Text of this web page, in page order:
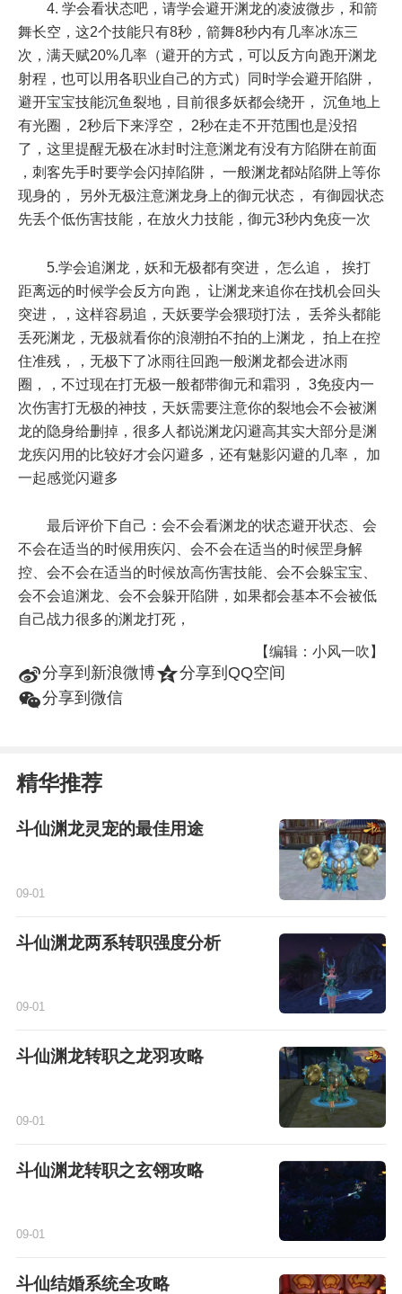
4. 学会看状态吧，请学会避开渊龙的凌波微步，和箭
舞长空，这2个技能只有8秒，箭舞8秒内有几率冰冻三
次，满天赋20%几率（避开的方式，可以反方向跑开渊龙
射程，也可以用各职业自己的方式）同时学会避开陷阱，
避开宝宝技能沉鱼裂地，目前很多妖都会绕开， 沉鱼地上
有光圈， 2秒后下来浮空， 2秒在走不开范围也是没招
了，这里提醒无极在冰封时注意渊龙有没有方陷阱在前面
，刺客先手时要学会闪掉陷阱， 一般渊龙都站陷阱上等你
现身的， 另外无极注意渊龙身上的御元状态， 有御园状态
先丢个低伤害技能，在放火力技能，御元3秒内免疫一次
5.学会追渊龙，妖和无极都有突进， 怎么追， 挨打
距离远的时候学会反方向跑， 让渊龙来追你在找机会回头
突进，，这样容易追，天妖要学会猥琐打法， 丢斧头都能
丢死渊龙，无极就看你的浪潮拍不拍的上渊龙， 拍上在控
住准残，，无极下了冰雨往回跑一般渊龙都会进冰雨
圈，，不过现在打无极一般都带御元和霜羽， 3免疫内一
次伤害打无极的神技，天妖需要注意你的裂地会不会被渊
龙的隐身给删掉，很多人都说渊龙闪避高其实大部分是渊
龙疾闪用的比较好才会闪避多，还有魅影闪避的几率， 加
一起感觉闪避多
最后评价下自己：会不会看渊龙的状态避开状态、会
不会在适当的时候用疾闪、会不会在适当的时候罡身解
控、会不会在适当的时候放高伤害技能、会不会躲宝宝、
会不会追渊龙、会不会躲开陷阱，如果都会基本不会被低
自己战力很多的渊龙打死，
【编辑：小风一吹】
t分享到新浪微博z分享到QQ空间
w分享到微信
精华推荐
斗仙渊龙灵宠的最佳用途
09-01
斗仙渊龙两系转职强度分析
09-01
斗仙渊龙转职之龙羽攻略
09-01
斗仙渊龙转职之玄翎攻略
09-01
斗仙结婚系统全攻略